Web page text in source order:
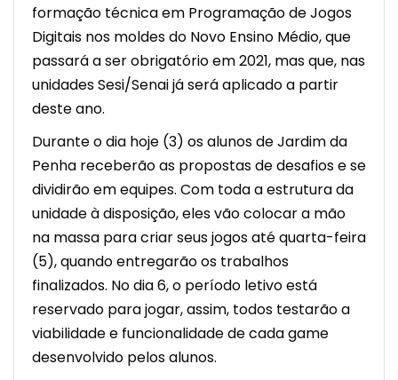
formação técnica em Programação de Jogos
Digitais nos moldes do Novo Ensino Médio, que
passará a ser obrigatório em 2021, mas que, nas
unidades Sesi/Senai já será aplicado a partir
deste ano.
Durante o dia hoje (3) os alunos de Jardim da
Penha receberão as propostas de desafios e se
dividirão em equipes. Com toda a estrutura da
unidade à disposição, eles vão colocar a mão
na massa para criar seus jogos até quarta-feira
(5), quando entregarão os trabalhos
finalizados. No dia 6, o período letivo está
reservado para jogar, assim, todos testarão a
viabilidade e funcionalidade de cada game
desenvolvido pelos alunos.